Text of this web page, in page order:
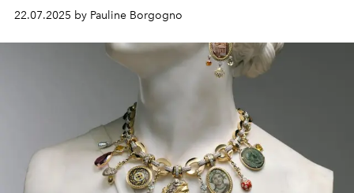
22.07.2025 by Pauline Borgogno